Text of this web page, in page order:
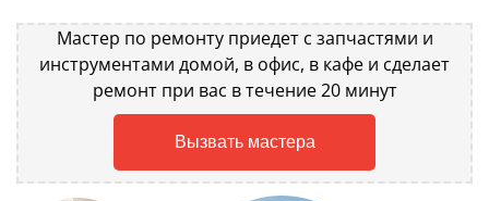
Мастер по ремонту приедет с запчастями и
инструментами домой, в офис, в кафе и сделает
ремонт при вас в течение 20 минут
Вызвать мастера